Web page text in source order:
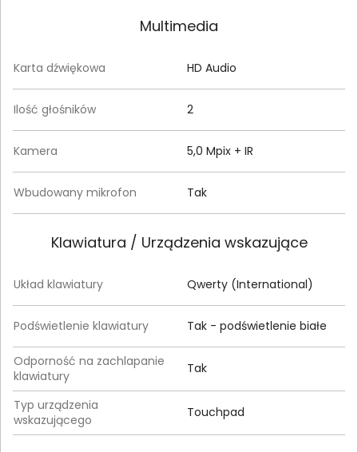
Multimedia
Karta dźwiękowa HD Audio
Ilość głośników 2
Kamera 5,0 Mpix + IR
Wbudowany mikrofon Tak
Klawiatura / Urządzenia wskazujące
Układ klawiatury Qwerty (International)
Podświetlenie klawiatury Tak - podświetlenie białe
Odporność na zachlapanie
klawiatury
Tak
Typ urządzenia
wskazującego
Touchpad